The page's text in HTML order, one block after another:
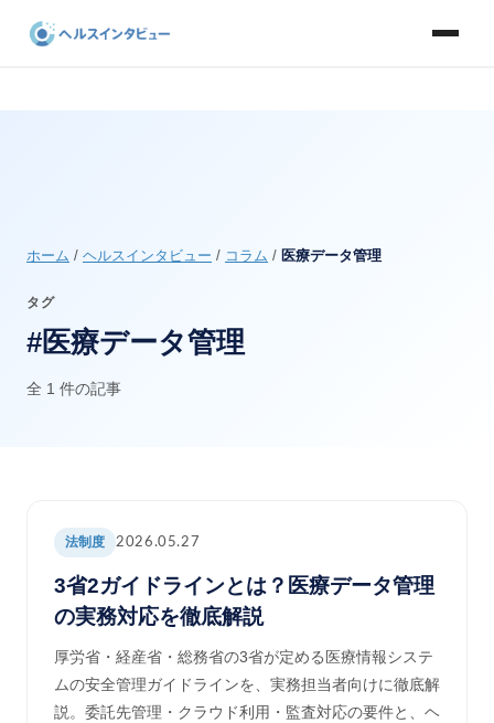
ホーム / ヘルスインタビュー / コラム / 医療データ管理
タグ
#医療データ管理
全 1 件の記事
法制度 2026.05.27
3省2ガイドラインとは？医療データ管理
の実務対応を徹底解説
厚労省・経産省・総務省の3省が定める医療情報システ
ムの安全管理ガイドラインを、実務担当者向けに徹底解
説。委託先管理・クラウド利用・監査対応の要件と、ヘ